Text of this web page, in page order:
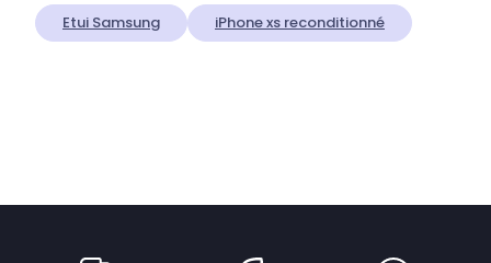
Etui Samsung iPhone xs reconditionné